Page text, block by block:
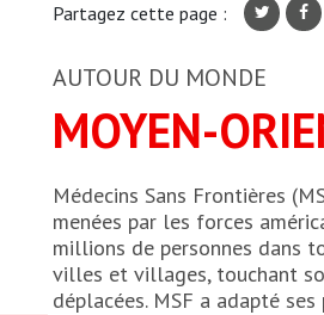
Partagez cette page :
AUTOUR DU MONDE
MOYEN-
Médecins Sans Frontières
menées par les forces
millions de personnes dans
villes et villages, touchant
déplacées. MSF a adapté